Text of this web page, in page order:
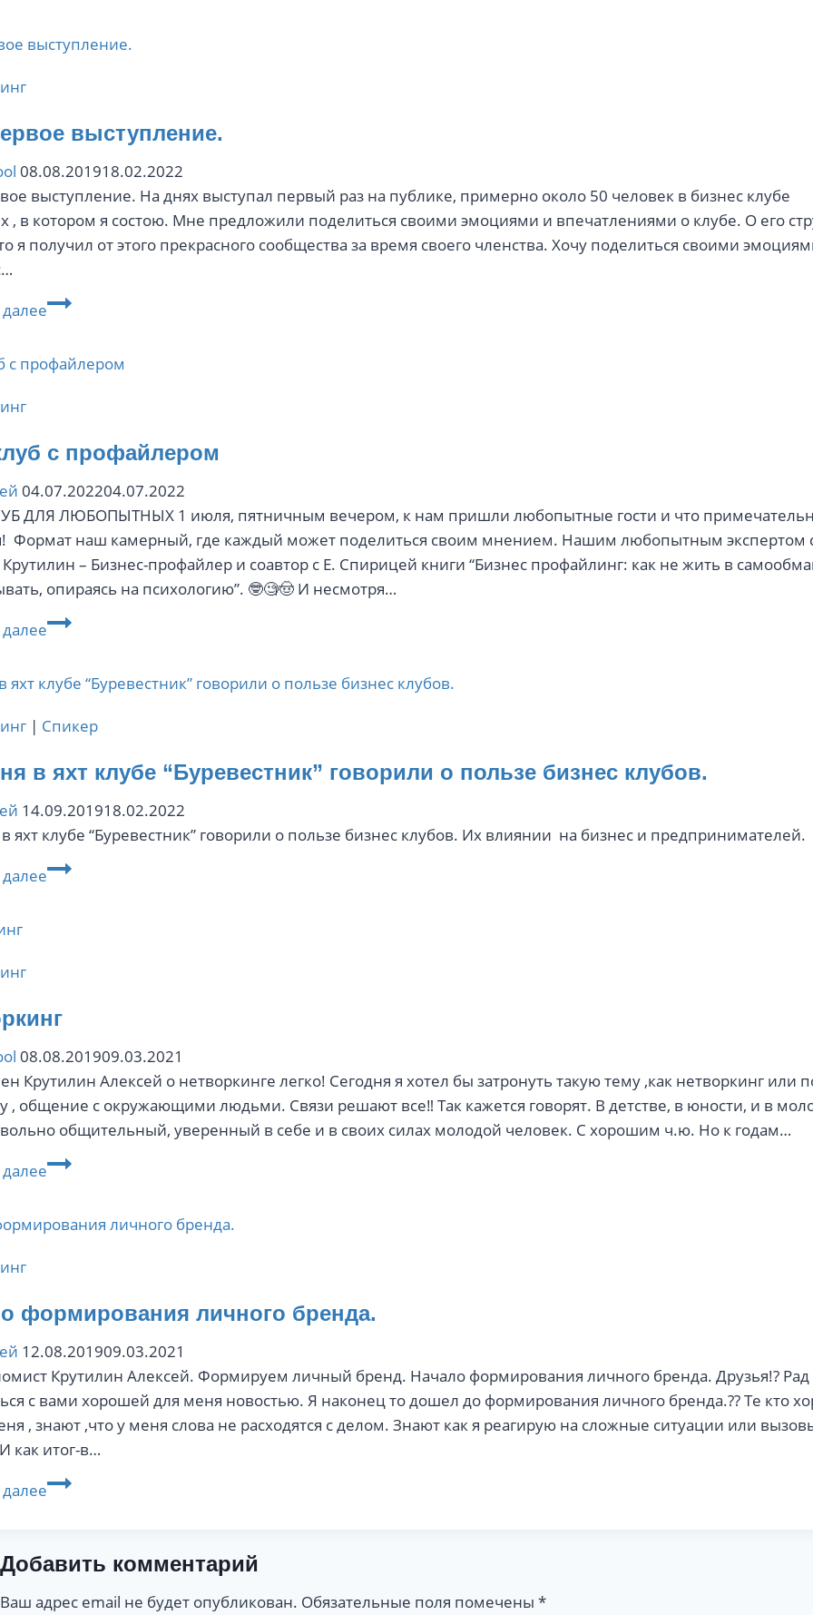
МЕДИА
выступление.
08.08.201918.02.2022
выступление. На днях выступал первый раз на публике, примерно около 50 человек в бизнес клубе
, в котором я состою. Мне предложили поделиться своими эмоциями и впечатлениями о клубе. О его
я получил от этого прекрасного сообщества за время своего членства. Хочу поделиться своими
Мое
с профайлером
04.07.202204.07.2022
ДЛЯ ЛЮБОПЫТНЫХ 1 июля, пятничным вечером, к нам пришли любопытные гости и что
Формат наш камерный, где каждый может поделиться своим мнением. Нашим любопытным экспертом
– Бизнес-профайлер и соавтор с Е. Спирицей книги “Бизнес профайлинг: как не жить в
опираясь на психологию”. 🤓🧐🤠 И несмотря…
Киноклуб
| Спикер
в яхт клубе “Буревестник” говорили о пользе бизнес клубов.
14.09.201918.02.2022
яхт клубе “Буревестник” говорили о пользе бизнес клубов. Их влиянии на бизнес и предпринимателей.
Сегодня
о
бизнес
клубов.
08.08.201909.03.2021
Крутилин Алексей о нетворкинге легко! Сегодня я хотел бы затронуть такую тему ,как нетворкинг или
, общение с окружающими людьми. Связи решают все‼ Так кажется говорят. В детстве, в юности, и в
общительный, уверенный в себе и в своих силах молодой человек. С хорошим ч.ю. Но к годам…
Нетворкинг
формирования личного бренда.
12.08.201909.03.2021
Крутилин Алексей. Формируем личный бренд. Начало формирования личного бренда. Друзья!? Рад
с вами хорошей для меня новостью. Я наконец то дошел до формирования личного бренда.?? Те кто
, знают ,что у меня слова не расходятся с делом. Знают как я реагирую на сложные ситуации или
как итог-в…
Начало
бренда.
Добавить комментарий
Ваш адрес email не будет опубликован. Обязательные поля помечены *